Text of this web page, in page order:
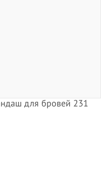
для бровей 231